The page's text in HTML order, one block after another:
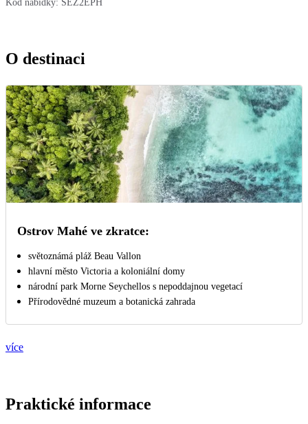
Kód nabídky: SEZ2EPH
O destinaci
Ostrov Mahé ve zkratce:
světoznámá pláž Beau Vallon
hlavní město Victoria a koloniální domy
národní park Morne Seychellos s nepoddajnou vegetací
Přírodovědné muzeum a botanická zahrada
více
Praktické informace